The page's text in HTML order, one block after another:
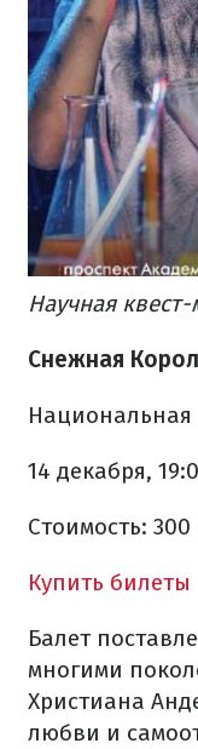
Научная
Снежная
14 декабря,
Стоимость: 300
Купить билеты
Балет
многими
Христиана
любви и